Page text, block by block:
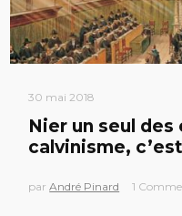
30 mai 2018
Nier un seul
calvinisme,
parAndré Pinard 1